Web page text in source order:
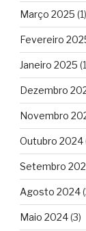
Março 2025 (1)
Fevereiro
Janeiro 2025
Dezembro
Novembro
Outubro 2024
Setembro
Agosto 2024
Maio 2024(3)